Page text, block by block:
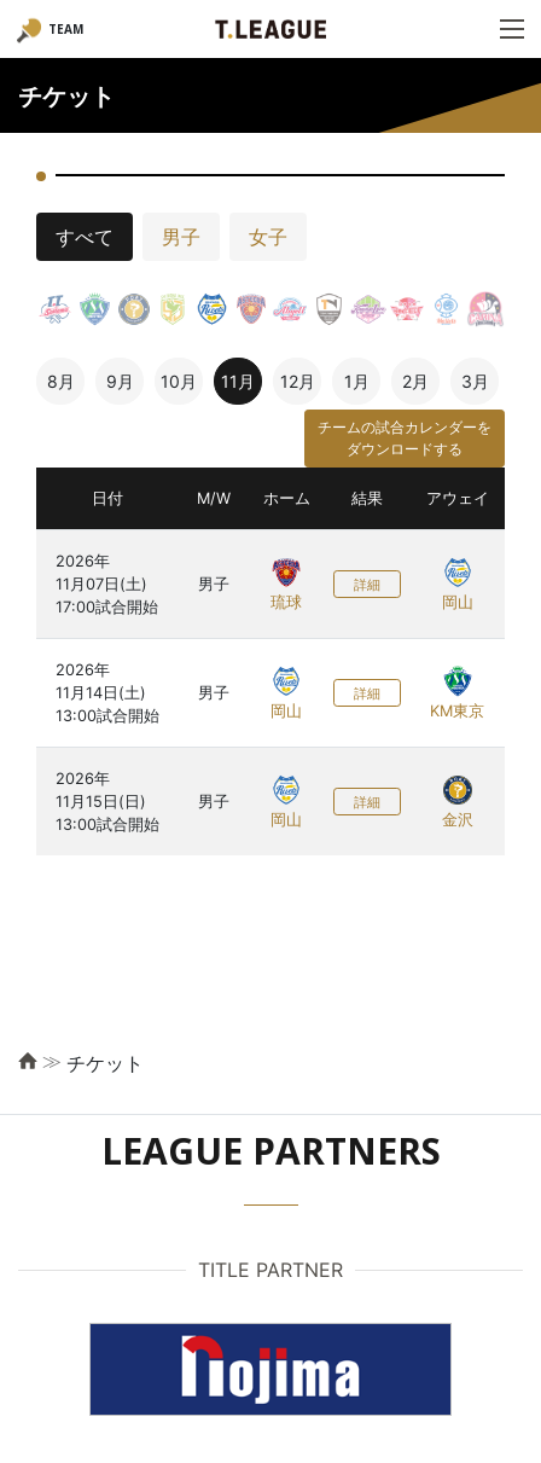
TEAM
チケット
すべて 男子 女子
8月 9月 10月 11月 12月 1月 2月 3月
チームの試合カレンダーを
ダウンロードする
日付 M/W ホーム 結果 アウェイ
2026年
11月07日(土)
男子
琉球
詳細
岡山
2026年
11月14日(土)
男子
岡山
詳細
KM東京
2026年
11月15日(日)
男子
岡山
詳細
金沢
≫ チケット
LEAGUE PARTNERS
TITLE PARTNER